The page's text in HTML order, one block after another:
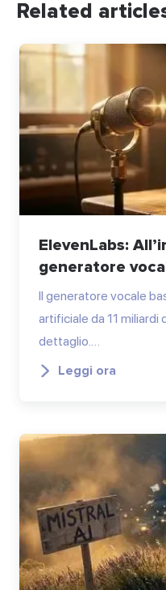
Related
ElevenLabs:
generatore
Il generatore vocale
artificiale da 11 miliardi
dettaglio.…
Leggi ora